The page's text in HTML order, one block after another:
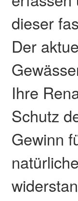
dieser
Der
Ihre
Schutz
Gewinn